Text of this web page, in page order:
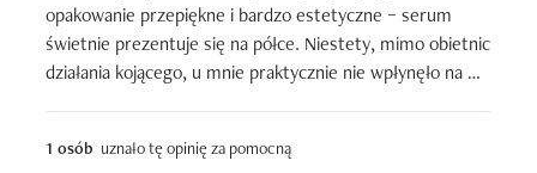
opakowanie przepiękne i bardzo estetyczne – serum
świetnie prezentuje się na półce. Niestety, mimo obietnic
działania kojącego, u mnie praktycznie nie wpłynęło na
jestem fanką perfumowanych produktów do twarzy, a
1 osób uznało tę opinię za pomocną